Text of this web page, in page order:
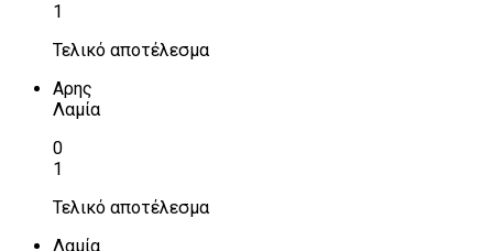
1
Τελικό αποτέλεσμα
Αρης
Λαμία
0
1
Τελικό αποτέλεσμα
Λαμία